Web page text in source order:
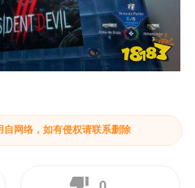
自网络，如有侵权请联系删除